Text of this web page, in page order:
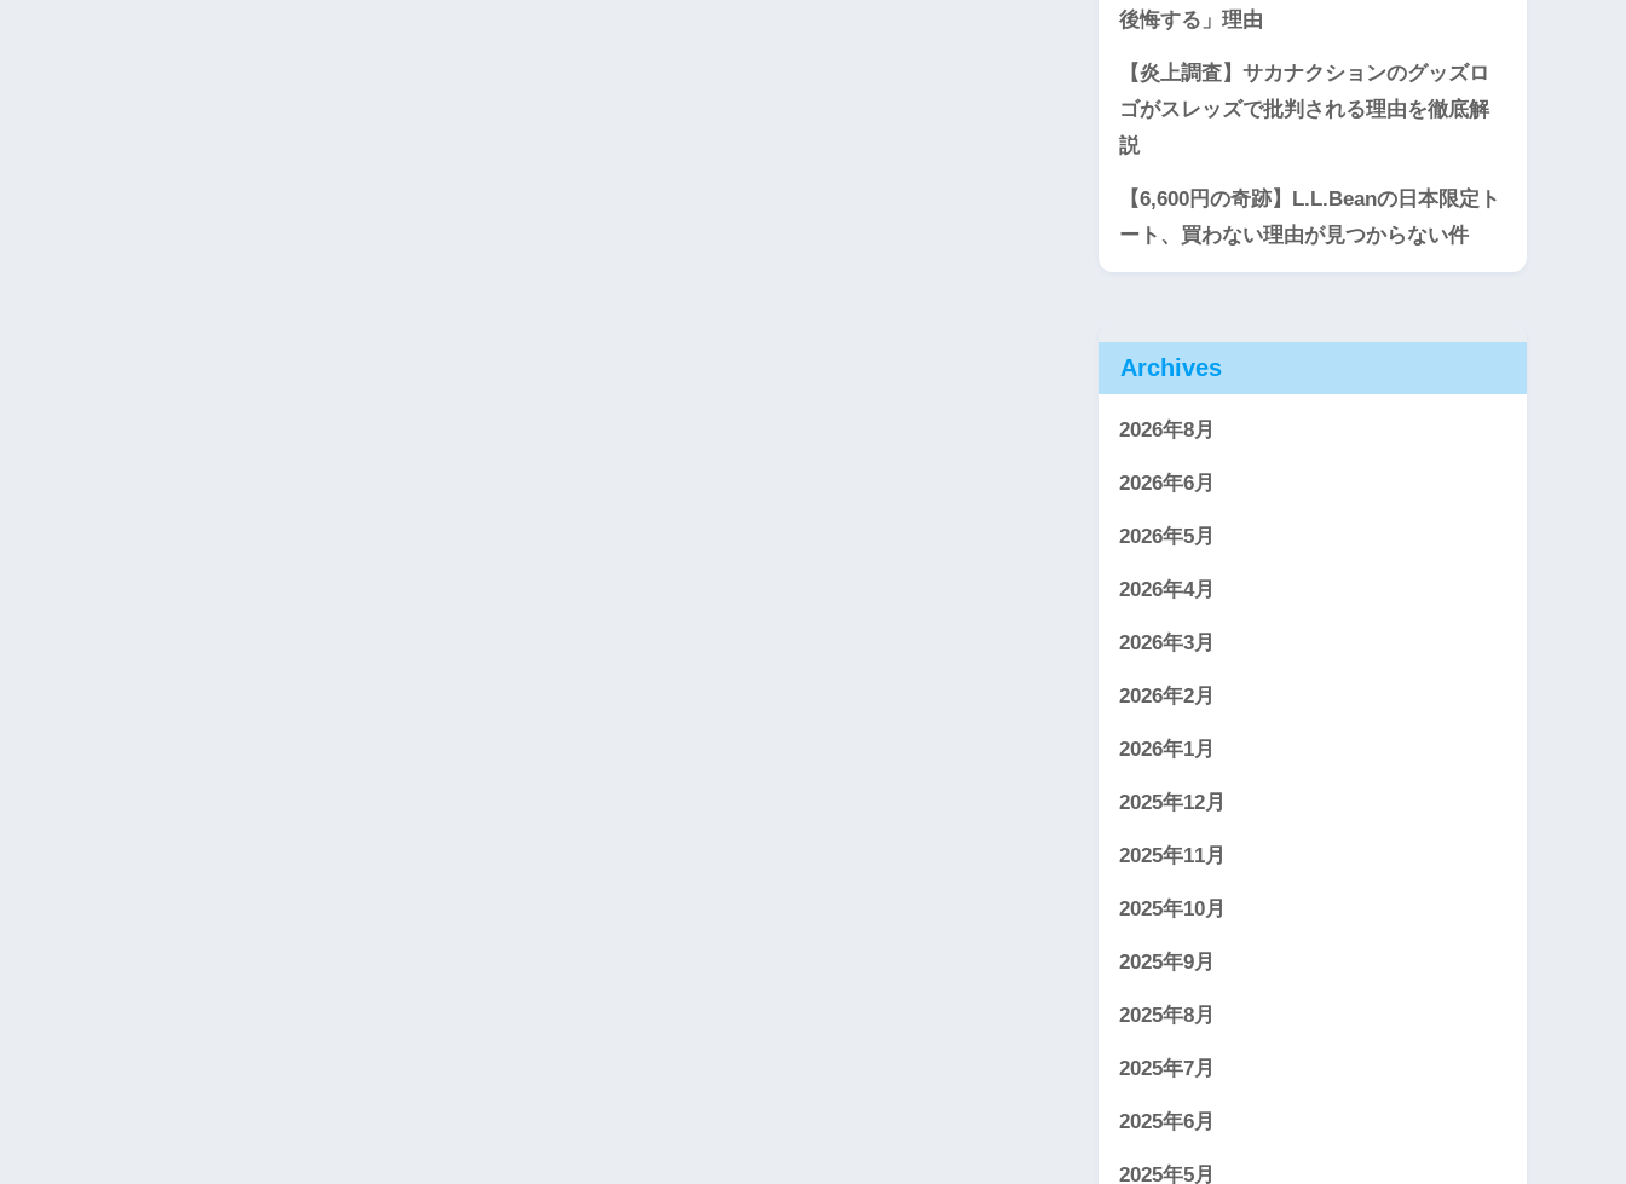
後悔する」理由
【炎上調査】サカナクションのグッズロ
ゴがスレッズで批判される理由を徹底解
説
【6,600円の奇跡】L.L.Beanの日本限定ト
ート、買わない理由が見つからない件
Archives
2026年8月
2026年6月
2026年5月
2026年4月
2026年3月
2026年2月
2026年1月
2025年12月
2025年11月
2025年10月
2025年9月
2025年8月
2025年7月
2025年6月
2025年5月